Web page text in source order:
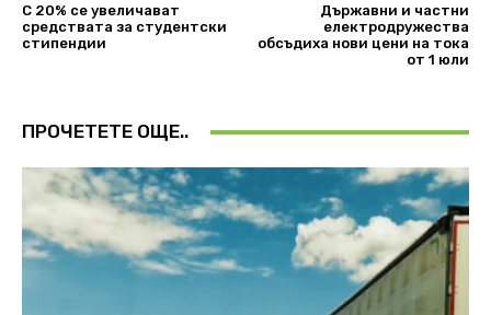
С 20% се увеличават
средствата за студентски
стипендии
Държавни и частни
електродружества
обсъдиха нови цени на тока
от 1 юли
ПРОЧЕТЕТЕ ОЩЕ..